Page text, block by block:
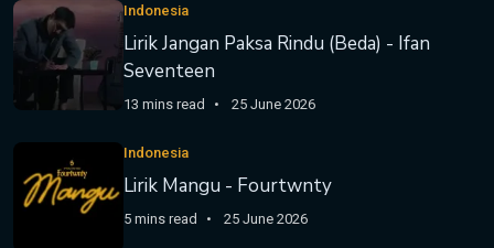
Indonesia
Lirik Jangan Paksa Rindu (Beda) - Ifan
Seventeen
13 mins read 25 June 2026
Indonesia
Lirik Mangu - Fourtwnty
5 mins read 25 June 2026